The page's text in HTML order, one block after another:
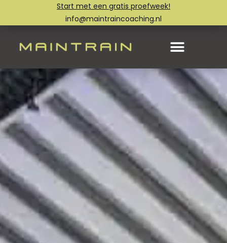
Start met een gratis proefweek!
info@maintraincoaching.nl